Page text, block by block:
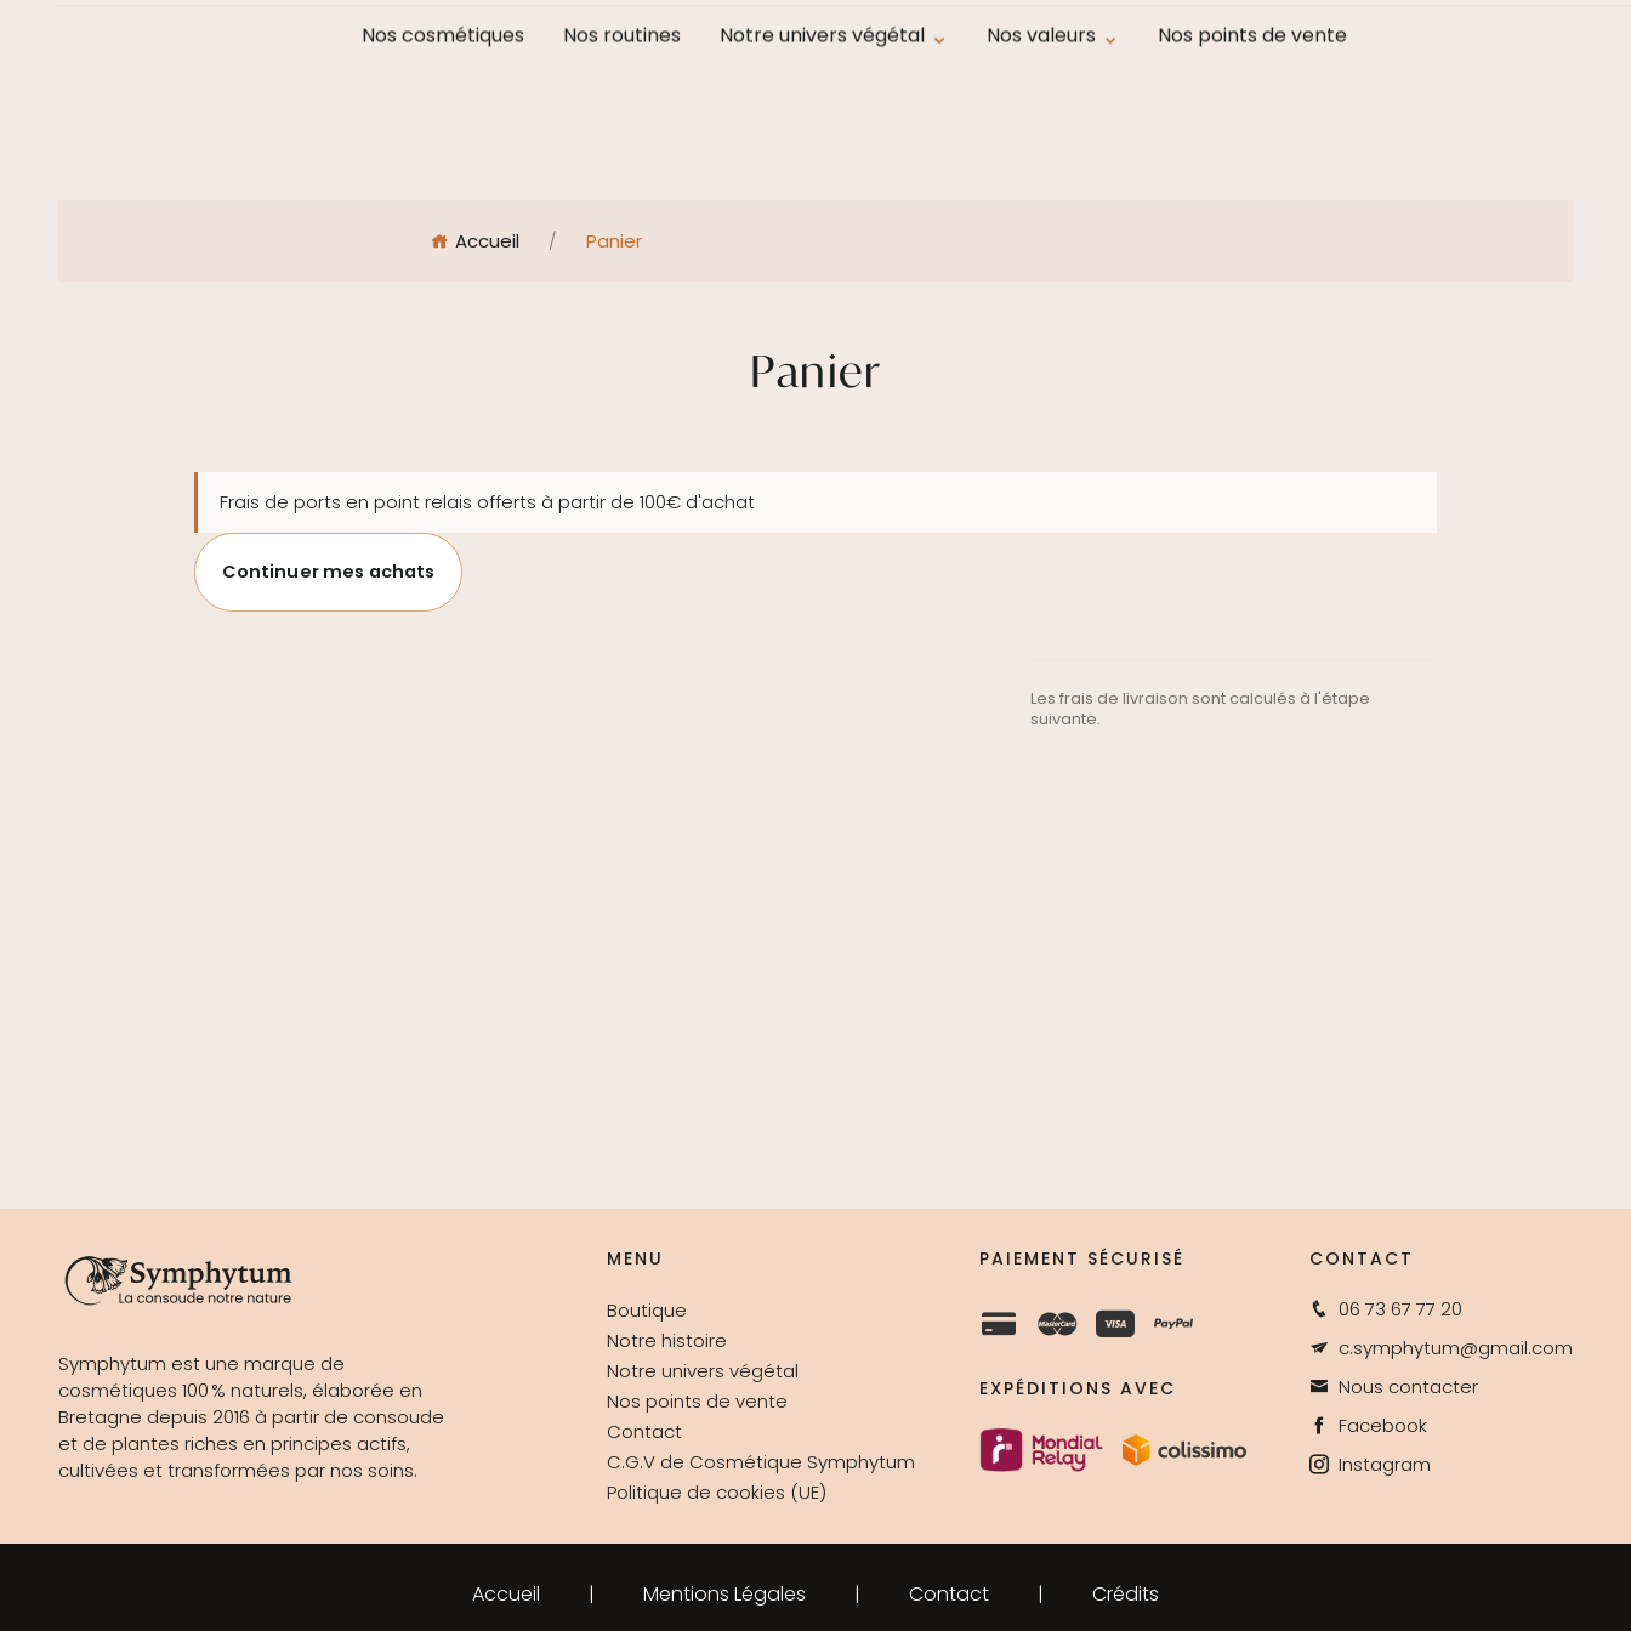
Frais de ports en point relais offerts à partir de 100 € d'achat
Nos cosmétiques Nos routines Notre univers végétal Nos valeurs Nos points de vente
Accueil / Panier
Panier
Frais de ports en point relais offerts à partir de 100€ d'achat
Continuer mes achats
Symphytum est une marque de
cosmétiques 100 % naturels, élaborée en
Bretagne depuis 2016 à partir de consoude
et de plantes riches en principes actifs,
cultivées et transformées par nos soins.
MENU
Boutique
Notre histoire
Notre univers végétal
Nos points de vente
Contact
C.G.V de Cosmétique Symphytum
Politique de cookies (UE)
PAIEMENT SÉCURISÉ
EXPÉDITIONS AVEC
CONTACT
06 73 67 77 20
c.symphytum@gmail.com
Nous contacter
Facebook
Instagram
Accueil Mentions Légales Contact Crédits